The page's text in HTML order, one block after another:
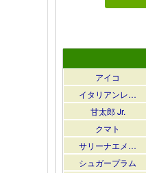
アイコ
イタリアンレ…
甘太郎 Jr.
クマト
サリーナエメ…
シュガープラム